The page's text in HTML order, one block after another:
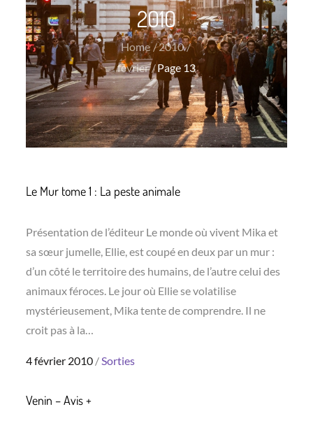
2010
Home
2010
février
Page 13
Le Mur tome 1 : La peste animale
Présentation de l’éditeur Le monde où vivent Mika et
sa sœur jumelle, Ellie, est coupé en deux par un mur :
d’un côté le territoire des humains, de l’autre celui des
animaux féroces. Le jour où Ellie se volatilise
mystérieusement, Mika tente de comprendre. Il ne
croit pas à la…
Posted
4 février 2010 Sorties
Venin – Avis +